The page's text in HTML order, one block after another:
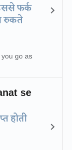
फर्क
रुकते
go as
se
होती